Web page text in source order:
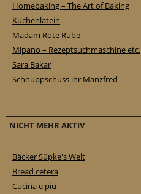
Homebaking – The Art of Baking
Küchenlatein
Madam Rote Rübe
Mipano – Rezeptsuchmaschine etc.
Sara Bakar
Schnuppschüss ihr Manzfred
NICHT MEHR AKTIV
Bäcker Süpke's Welt
Bread cetera
Cucina e piu